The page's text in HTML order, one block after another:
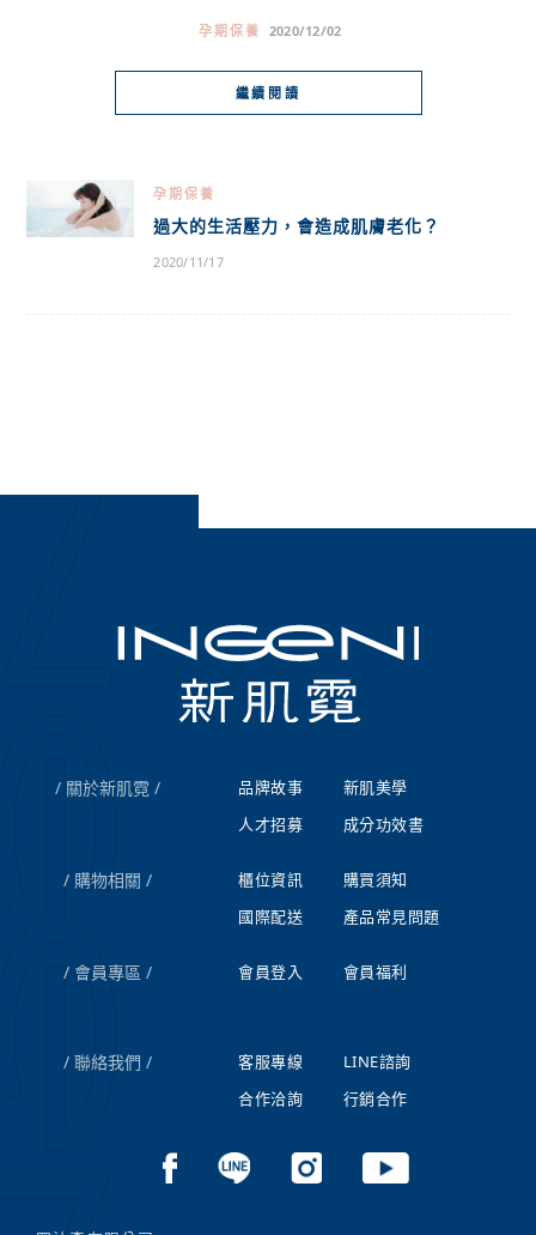
孕期保養 2020/12/02
繼續閱讀
孕期保養
過大的生活壓力，會造成肌膚老化？
2020/11/17
關於新肌霓 品牌故事
新肌美學
人才招募
成分功效書
購物相關 櫃位資訊
購買須知
國際配送
產品常見問題
會員專區 會員登入 會員福利
聯絡我們 客服專線
LINE諮詢
合作洽詢
行銷合作